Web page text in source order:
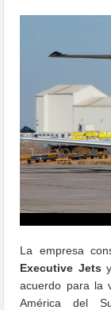
La empresa
Executive Jets
acuerdo para la
América del